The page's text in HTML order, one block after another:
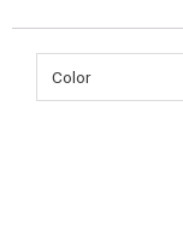
Color